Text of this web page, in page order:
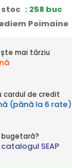
stoc : 258 buc
Poimaine
mai târziu
cardul de credit
(până la 6 rate)
SEAP